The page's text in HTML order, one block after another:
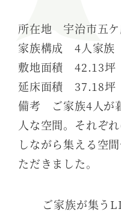
所在地 宇治市五ケ
家族構成 4人家族
敷地面積 42.13坪
延床面積 37.18坪
備考 ご家族4人が
人な空間。それぞ
しながら集える空
ただきました。
ご家族が集う